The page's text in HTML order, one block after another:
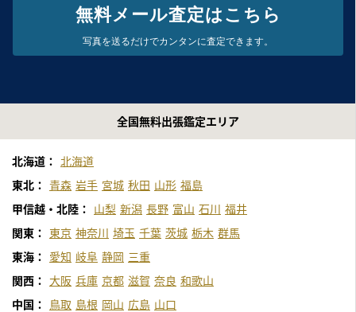
無料メール査定はこちら
写真を送るだけでカンタンに査定できます。
全国無料出張鑑定エリア
北海道： 北海道
東北： 青森 岩手 宮城 秋田 山形 福島
甲信越・北陸：
山梨 新潟 長野 富山 石川 福井
関東：
東京 神奈川 埼玉 千葉 茨城 栃木 群馬
東海：
愛知 岐阜 静岡 三重
関西： 大阪 兵庫 京都 滋賀 奈良 和歌山
中国：
鳥取 島根 岡山 広島 山口